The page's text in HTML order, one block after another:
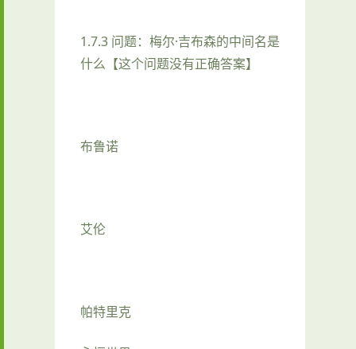
1.7.3 问题：梅尔·吉布森的中间名是
什么【这个问题没有正确答案】
布鲁诺
艾伦
帕特里克